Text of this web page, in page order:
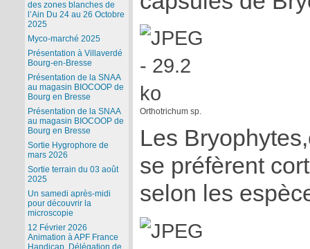
Orthotrichum sp.
Les
se préfèrent
selon les
des zones blanches de
l’Ain Du 24 au 26 Octobre
2025
Myco-marché 2025
Présentation à Villaverdé
Bourg-en-Bresse
Présentation de la SNAA
au magasin BIOCOOP de
Bourg en Bresse
Présentation de la SNAA
au magasin BIOCOOP de
Bourg en Bresse
Sortie Hygrophore de
mars 2026
Sortie terrain du 03 août
2025
Un samedi après-midi
pour découvrir la
microscopie
12 Février 2026
Animation à APF France